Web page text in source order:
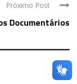
Próximo Post
Documentários